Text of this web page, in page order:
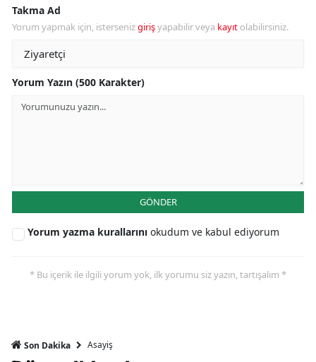
Takma Ad
Yorum yapmak için, istersenizgirişyapabilir veya kayıt olabilirsiniz.
Yorum Yazın (500 Karakter)
GÖNDER
Yorum yazma kurallarını okudum ve kabul ediyorum
* Bu içerik ile ilgili yorum yok, ilk yorumu siz yazın, tartışalım *
Son Dakika Asayiş